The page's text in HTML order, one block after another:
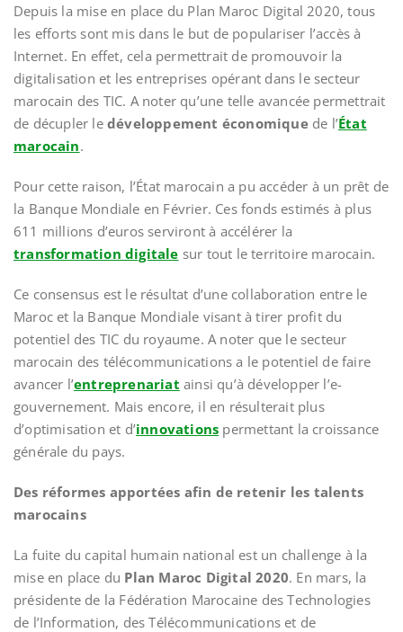
Depuis la mise en place du Plan Maroc Digital 2020, tous
les efforts sont mis dans le but de populariser l’accès à
Internet. En effet, cela permettrait de promouvoir la
digitalisation et les entreprises opérant dans le secteur
marocain des TIC. A noter qu’une telle avancée permettrait
de décupler le développement économiquede l’État
marocain.
Pour cette raison, l’État marocain a pu accéder à un prêt de
la Banque Mondiale en Février. Ces fonds estimés à plus
611 millions d’euros serviront à accélérer la
transformation digitale sur tout le territoire marocain.
Ce consensus est le résultat d’une collaboration entre le
Maroc et la Banque Mondiale visant à tirer profit du
potentiel des TIC du royaume. A noter que le secteur
marocain des télécommunications a le potentiel de faire
avancer l’entreprenariat ainsi qu’à développer l’e-
gouvernement. Mais encore, il en résulterait plus
d’optimisation et d’innovations permettant la croissance
générale du pays.
Des réformes apportées afin de retenir les talents
marocains
La fuite du capital humain national est un challenge à la
mise en place du Plan Maroc Digital 2020. En mars, la
présidente de la Fédération Marocaine des Technologies
de l’Information, des Télécommunications et de